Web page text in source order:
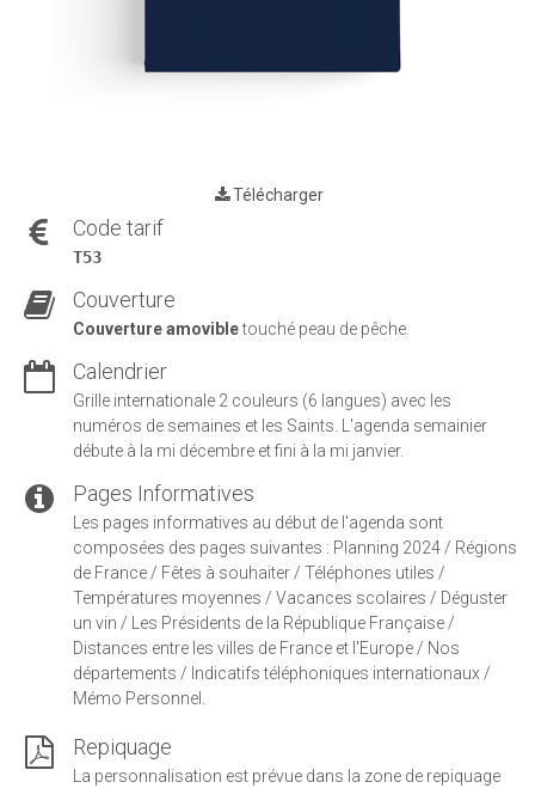
Télécharger
Code tarif
T53
Couverture
Couverture amovibletouché peau de pêche.
Calendrier
Grille internationale 2 couleurs (6 langues) avec les
numéros de semaines et les Saints. L'agenda semainier
débute à la mi décembre et fini à la mi janvier.
Pages Informatives
Les pages informatives au début de l'agenda sont
composées des pages suivantes : Planning 2024 / Régions
de France / Fêtes à souhaiter / Téléphones utiles /
Températures moyennes / Vacances scolaires / Déguster
un vin / Les Présidents de la République Française /
Distances entre les villes de France et l'Europe / Nos
départements / Indicatifs téléphoniques internationaux /
Mémo Personnel.
Repiquage
La personnalisation est prévue dans la zone de repiquage